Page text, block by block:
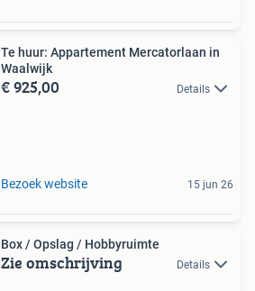
Te huur: Appartement Mercatorlaan in
Waalwijk
€ 925,00 Details
Bezoek website 15 jun 26
Box / Opslag / Hobbyruimte
Zie omschrijving Details